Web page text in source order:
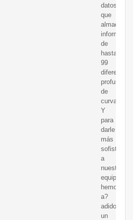
datos
que
almacena
de
hasta
99
diferentes
de
curva.
Y
para
darle
más
a
nuestro
equipo
hemos
a?
adido
un